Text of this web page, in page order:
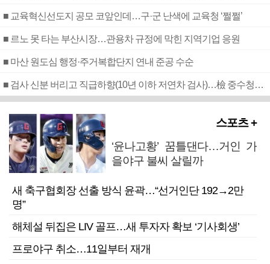
■ 교육혁신선도지 공모 코앞인데…구·군 난색에 교육청 ‘쩔쩔’
■ 르노 못 타는 부산시장…관용차 규정에 막힌 지역기업 응원
■ 마산 원도심 행정·주거복합단지 연내 준공 수순
■ 검사 신분 버리고 직급하향(10년 이하 저연차 검사)…檢 중수청행 기피
스포츠 +
‘윤나고황’ 꿈틀댄다…거인 가
을야구 불씨 살릴까
새 축구협회장 선출 방식 윤곽…“선거인단 192→2만
명”
해체설 뒤집은 LIV 골프…새 투자자 확보 ‘기사회생’
프로야구 취소…11일부터 재개